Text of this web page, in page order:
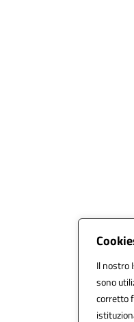
Il nostro
sono
corretto